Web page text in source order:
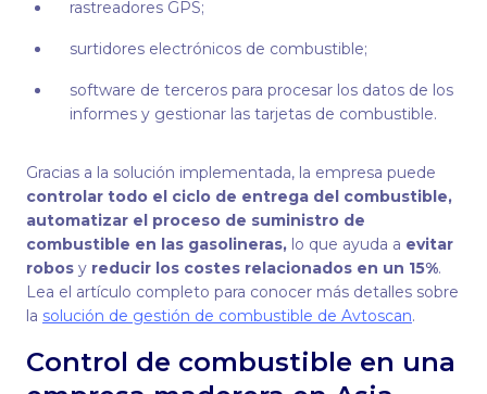
rastreadores GPS;
surtidores electrónicos de combustible;
software de terceros para procesar los datos de los
informes y gestionar las tarjetas de combustible.
Gracias a la solución implementada, la empresa puede
controlar todo el ciclo de entrega del combustible,
automatizar el proceso de suministro de
combustible en las gasolineras, lo que ayuda a evitar
robos y reducir los costes relacionados en un 15%.
Lea el artículo completo para conocer más detalles sobre
la solución de gestión de combustible de Avtoscan.
Сontrol de combustible en una